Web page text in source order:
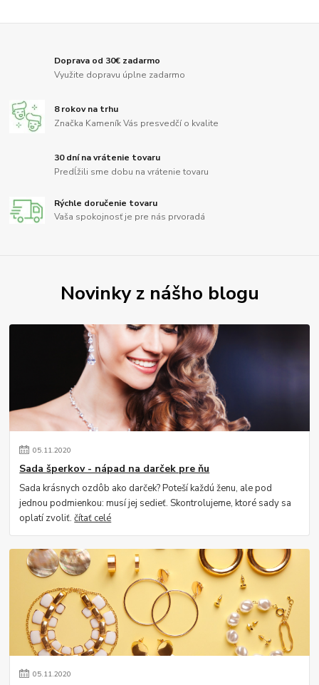
Doprava od 30€ zadarmo
Využite dopravu úplne zadarmo
8 rokov na trhu
Značka Kameník Vás presvedčí o kvalite
30 dní na vrátenie tovaru
Predĺžili sme dobu na vrátenie tovaru
Rýchle doručenie tovaru
Vaša spokojnosť je pre nás prvoradá
Novinky z nášho blogu
05.11.2020
Sada šperkov - nápad na darček pre ňu
Sada krásnych ozdôb ako darček? Poteší každú ženu, ale pod
jednou podmienkou: musí jej sedieť. Skontrolujeme, ktoré sady sa
oplatí zvoliť.čítať celé
05.11.2020